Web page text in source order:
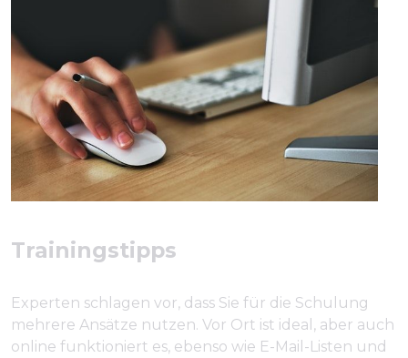
Trainingstipps
Experten schlagen vor, dass Sie für die Schulung
mehrere Ansätze nutzen. Vor Ort ist ideal, aber auch
online funktioniert es, ebenso wie E-Mail-Listen und